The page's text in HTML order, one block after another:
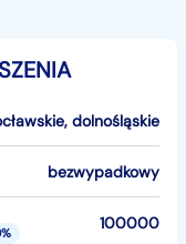
, dolnośląskie
bezwypadkowy
100000